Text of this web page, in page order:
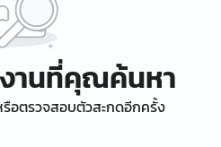
านที่คุณค้นหา
อตรวจสอบตัวสะกดอีกครั้ง